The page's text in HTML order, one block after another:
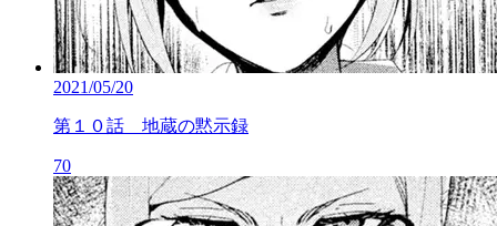
2021/05/20
第１０話 地蔵の黙示録
70